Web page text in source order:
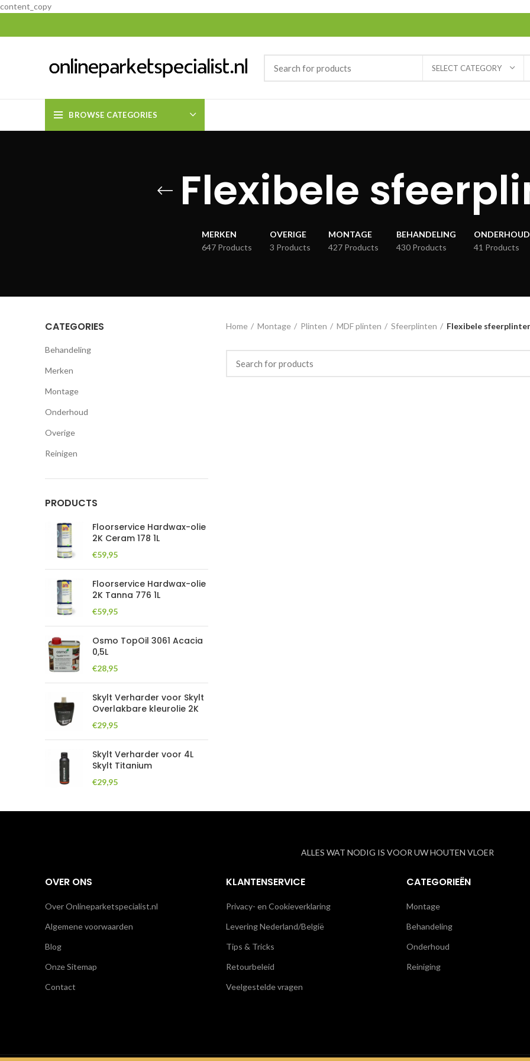
content_copy
SELECT CATEGORY
BROWSE CATEGORIES
Flexibele
MERKEN
647 Products
OVERIGE
3 Products
MONTAGE
427 Products
BEHANDELING
430 Products
ONDERHOUD
41 Products
CATEGORIES
Behandeling
Merken
Montage
Onderhoud
Overige
Reinigen
PRODUCTS
Floorservice Hardwax-olie
2K Ceram 178 1L
€59,95
Floorservice Hardwax-olie
2K Tanna 776 1L
€59,95
Osmo TopOil 3061 Acacia
0,5L
€28,95
Skylt Verharder voor Skylt
Overlakbare kleurolie 2K
€29,95
Skylt Verharder voor 4L
Skylt Titanium
€29,95
Home Montage Plinten MDF plinten Sfeerplinten Flexibele
ALLES WAT NODIG IS VOOR UW HOUTEN VLOER
OVER ONS
Over Onlineparketspecialist.nl
Algemene voorwaarden
Blog
Onze Sitemap
Contact
KLANTENSERVICE
Privacy- en Cookieverklaring
Levering Nederland/België
Tips & Tricks
Retourbeleid
Veelgestelde vragen
CATEGORIEËN
Montage
Behandeling
Onderhoud
Reiniging